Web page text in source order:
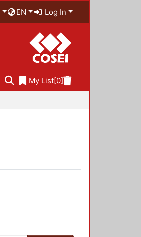
EN Log In
My List[0]